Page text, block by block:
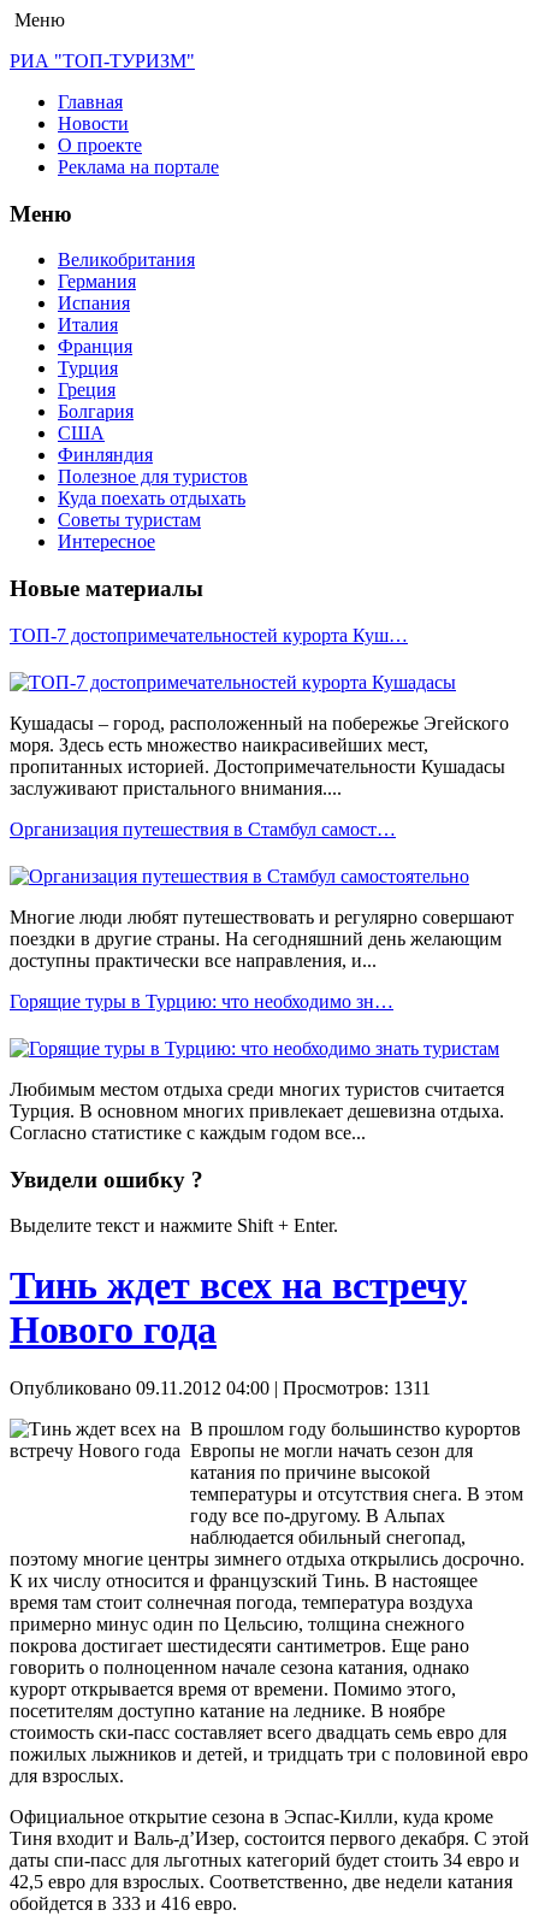
Меню
РИА "ТОП-ТУРИЗМ"
Главная
Новости
О проекте
Реклама на портале
Меню
Великобритания
Германия
Испания
Италия
Франция
Турция
Греция
Болгария
США
Финляндия
Полезное для туристов
Куда поехать отдыхать
Советы туристам
Интересное
Новые материалы
ТОП-7 достопримечательностей курорта Куш…
Кушадасы – город, расположенный на побережье Эгейского
моря. Здесь есть множество наикрасивейших мест,
пропитанных историей. Достопримечательности Кушадасы
заслуживают пристального внимания....
Организация путешествия в Стамбул самост…
Многие люди любят путешествовать и регулярно совершают
поездки в другие страны. На сегодняшний день желающим
доступны практически все направления, и...
Горящие туры в Турцию: что необходимо зн…
Любимым местом отдыха среди многих туристов считается
Турция. В основном многих привлекает дешевизна отдыха.
Согласно статистике с каждым годом все...
Увидели ошибку ?
Выделите текст и нажмите Shift + Enter.
Тинь ждет всех на встречу
Нового года
Опубликовано 09.11.2012 04:00 | Просмотров: 1311
В прошлом году большинство курортов
Европы не могли начать сезон для
катания по причине высокой
температуры и отсутствия снега. В этом
году все по-другому. В Альпах
наблюдается обильный снегопад,
поэтому многие центры зимнего отдыха открылись досрочно.
К их числу относится и французский Тинь. В настоящее
время там стоит солнечная погода, температура воздуха
примерно минус один по Цельсию, толщина снежного
покрова достигает шестидесяти сантиметров. Еще рано
говорить о полноценном начале сезона катания, однако
курорт открывается время от времени. Помимо этого,
посетителям доступно катание на леднике. В ноябре
стоимость ски-пасс составляет всего двадцать семь евро для
пожилых лыжников и детей, и тридцать три с половиной евро
для взрослых.
Официальное открытие сезона в Эспас-Килли, куда кроме
Тиня входит и Валь-д’Изер, состоится первого декабря. С этой
даты спи-пасс для льготных категорий будет стоить 34 евро и
42,5 евро для взрослых. Соответственно, две недели катания
обойдется в 333 и 416 евро.